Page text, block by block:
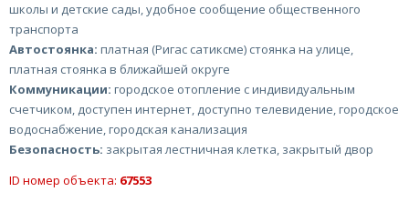
школы и детские сады, удобное сообщение общественного
транспорта
Автостоянка: платная (Ригас сатиксме) стоянка на улице,
платная стоянка в ближайшей округе
Коммуникации: городское отопление с индивидуальным
счетчиком, доступен интернет, доступно телевидение, городское
водоснабжение, городская канализация
Безопасность: закрытая лестничная клетка, закрытый двор
ID номер объекта: 67553